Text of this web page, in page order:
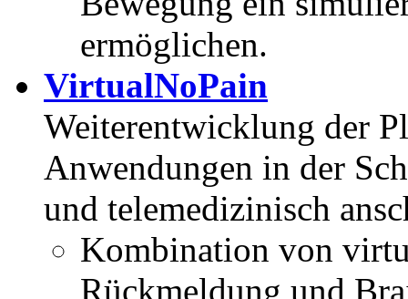
ermöglichen.
VirtualNoPain
Weiterentwicklung der
Anwendungen in der
und telemedizinisch
Kombination von
Rückmeldung und